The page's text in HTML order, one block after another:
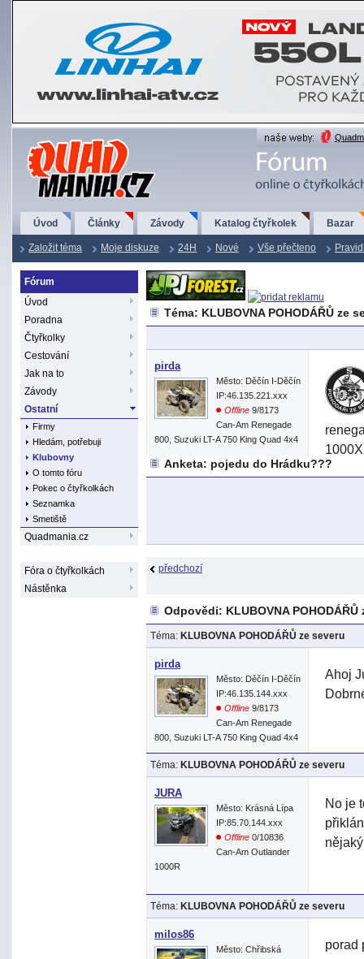
QuadMania.cz
Úvod Články Závody Katalog čtyřkolek Bazar
Založit téma Moje diskuze 24H Nové Vše přečteno
Fórum
Úvod
Poradna
Čtyřkolky
Cestování
Jak na to
Závody
Ostatní
Firmy
Hledám, potřebuji
Klubovny
O tomto fóru
Pokec o čtyřkolkách
Seznamka
Smetiště
Quadmania.cz
Fóra o čtyřkolkách
Nástěnka
Téma: KLUBOVNA POHODÁŘŮ ze
pirda
Město: Děčín I-Děčín
IP:46.135.221.xxx
Offline 9/8173
Can-Am Renegade
800, Suzuki LT-A 750 King Quad 4x4
Anketa: pojedu do Hrádku???
předchozí
Odpovědi: KLUBOVNA POHODÁŘŮ
Téma: KLUBOVNA POHODÁŘŮ ze severu
pirda
Město: Děčín I-Děčín
IP:46.135.144.xxx
Offline 9/8173
Can-Am Renegade
800, Suzuki LT-A 750 King Quad 4x4
Ahoj
Téma: KLUBOVNA POHODÁŘŮ ze severu
JURA
Město: Krásná Lípa
IP:85.70.144.xxx
Offline 0/10836
Can-Am Outlander
1000R
No je
Téma: KLUBOVNA POHODÁŘŮ ze severu
milos86
Město: Chřibská
porad